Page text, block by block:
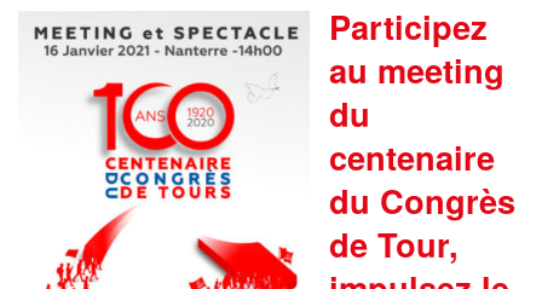
Participez
au meeting
du
centenaire
du Congrès
de Tour,